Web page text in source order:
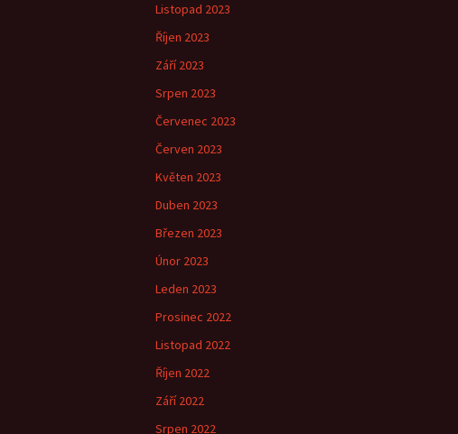
Listopad 2023
Říjen 2023
Září 2023
Srpen 2023
Červenec 2023
Červen 2023
Květen 2023
Duben 2023
Březen 2023
Únor 2023
Leden 2023
Prosinec 2022
Listopad 2022
Říjen 2022
Září 2022
Srpen 2022